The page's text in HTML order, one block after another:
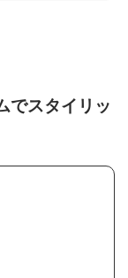
でスタイリッ